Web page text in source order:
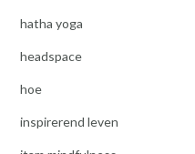
hatha yoga
headspace
hoe
inspirerend leven